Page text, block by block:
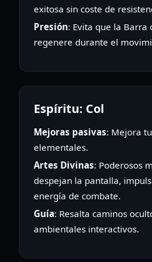
exitosa sin coste de
Presión: Evita que la Barra
regenere durante el
Espíritu: Col
Mejoras pasivas: Mejora
elementales.
Artes Divinas: Poderosos
despejan la pantalla,
energía de combate.
Guía: Resalta caminos
ambientales interactivos.